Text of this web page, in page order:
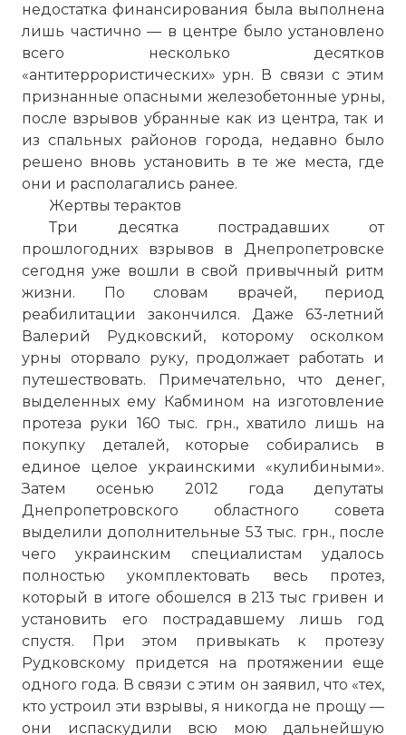
недостатка финансирования была выполнена
лишь частично — в центре было установлено
всего несколько десятков
«антитеррористических» урн. В связи с этим
признанные опасными железобетонные урны,
после взрывов убранные как из центра, так и
из спальных районов города, недавно было
решено вновь установить в те же места, где
они и располагались ранее.
Жертвы терактов
Три десятка пострадавших от
прошлогодних взрывов в Днепропетровске
сегодня уже вошли в свой привычный ритм
жизни. По словам врачей, период
реабилитации закончился. Даже 63-летний
Валерий Рудковский, которому осколком
урны оторвало руку, продолжает работать и
путешествовать. Примечательно, что денег,
выделенных ему Кабмином на изготовление
протеза руки 160 тыс. грн., хватило лишь на
покупку деталей, которые собирались в
единое целое украинскими «кулибиными».
Затем осенью 2012 года депутаты
Днепропетровского областного совета
выделили дополнительные 53 тыс. грн., после
чего украинским специалистам удалось
полностью укомплектовать весь протез,
который в итоге обошелся в 213 тыс гривен и
установить его пострадавшему лишь год
спустя. При этом привыкать к протезу
Рудковскому придется на протяжении еще
одного года. В связи с этим он заявил, что «тех,
кто устроил эти взрывы, я никогда не прощу —
они испаскудили всю мою дальнейшую